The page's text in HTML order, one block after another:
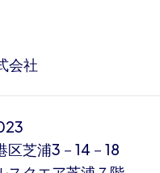
会社
区芝浦3－14－18